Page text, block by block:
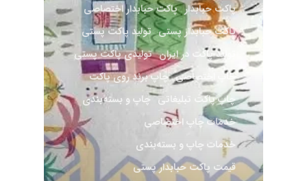
پاکت حبابدار پاکت حبابدار اختصاصی
پاکت حبابدار پستی تولید پاکت پستی
تولید پاکت در ایران تولیدی پاکت پستی
چاپ اختصاصی چاپ برند روی پاکت
چاپ پاکت تبلیغاتی چاپ و بسته‌بندی
خدمات چاپ اختصاصی
خدمات چاپ و بسته‌بندی
قیمت پاکت حبابدار پستی